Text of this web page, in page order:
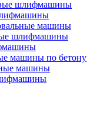
шлифмашины
машины
шлифмашины
машины по бетону
машины